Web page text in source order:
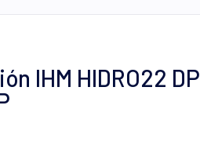
IHM HIDRO22 DP